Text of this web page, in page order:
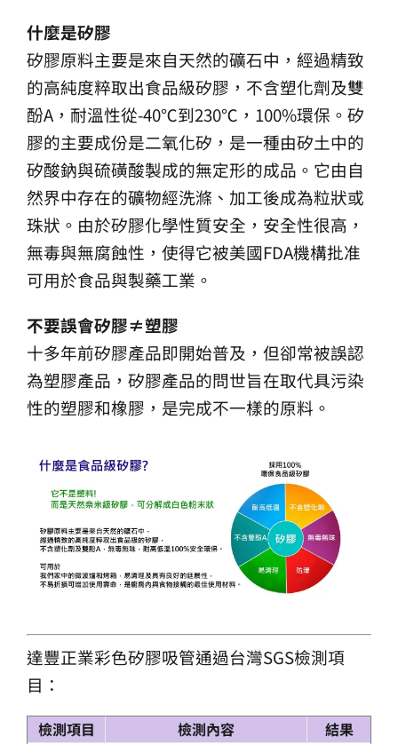
什麼是矽膠
矽膠原料主要是來自天然的礦石中，經過精致
的高純度粹取出食品級矽膠，不含塑化劑及雙
酚A，耐溫性從-40℃到230℃，100%環保。矽
膠的主要成份是二氧化矽，是一種由矽土中的
矽酸鈉與硫磺酸製成的無定形的成品。它由自
然界中存在的礦物經洗滌、加工後成為粒狀或
珠狀。由於矽膠化學性質安全，安全性很高，
無毒與無腐蝕性，使得它被美國FDA機構批准
可用於食品與製藥工業。
不要誤會矽膠≠塑膠
十多年前矽膠產品即開始普及，但卻常被誤認
為塑膠產品，矽膠產品的問世旨在取代具污染
性的塑膠和橡膠，是完成不一樣的原料。
達豐正業彩色矽膠吸管通過台灣SGS檢測項
目：
檢測項目 檢測內容 結果